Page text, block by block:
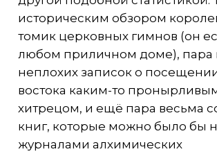
историческим обзором
томик церковных гимнов (он
любом приличном доме), пара
неплохих записок о
востока каким-то
хитрецом, и ещё пара весьма
книг, которые можно было бы
журналами алхимических